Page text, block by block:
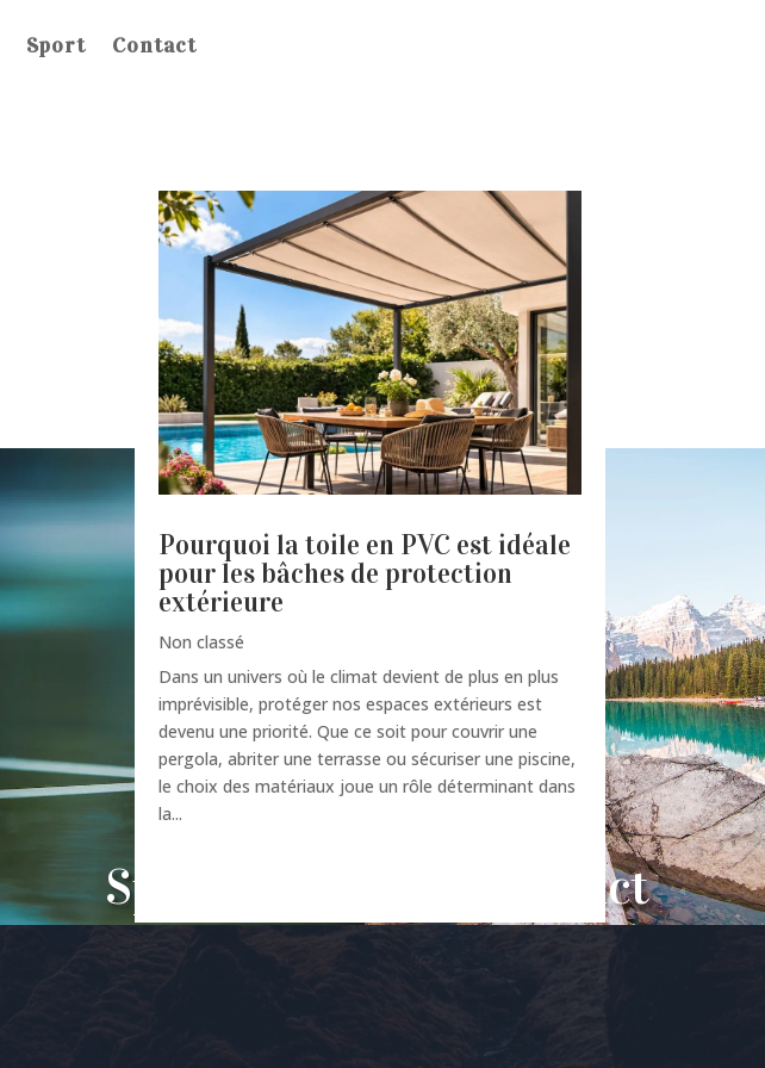
Sport Contact
Sport Contact
Pourquoi la toile en PVC est idéale
pour les bâches de protection
extérieure
Non classé
Dans un univers où le climat devient de plus en plus
imprévisible, protéger nos espaces extérieurs est
devenu une priorité. Que ce soit pour couvrir une
pergola, abriter une terrasse ou sécuriser une piscine,
le choix des matériaux joue un rôle déterminant dans
la...